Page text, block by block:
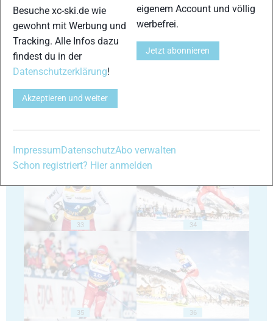
30
33 34
35 36
Besuche xc-ski.de wie
gewohnt mit Werbung und
Tracking. Alle Infos dazu
findest du in der
Datenschutzerklärung!
Akzeptieren und weiter
eigenem Account und völlig
werbefrei.
Jetzt abonnieren
ImpressumDatenschutzAbo verwalten
Schon registriert? Hier anmelden